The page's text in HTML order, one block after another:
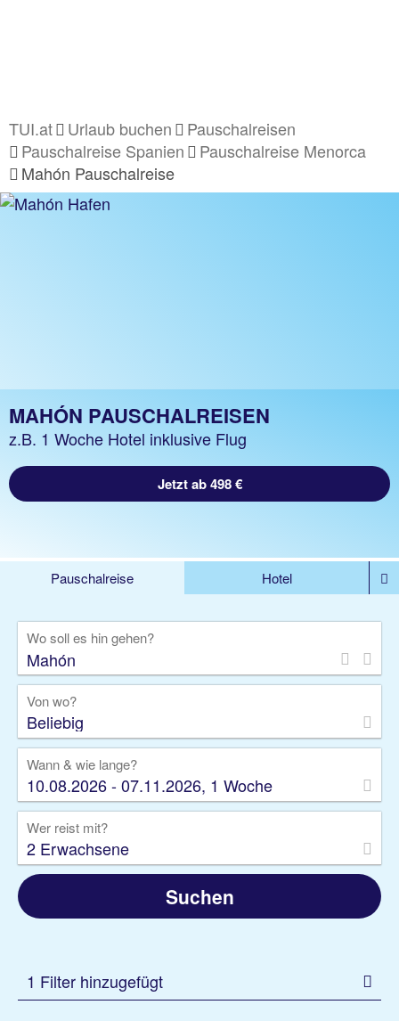
TUI.at Urlaub buchen
Pauschalreisen
Pauschalreise Spanien
Pauschalreise Menorca
Mahón Pauschalreise
MAHÓN PAUSCHALREISEN
z.B. 1 Woche Hotel inklusive Flug
Jetzt ab 498 €
Pauschalreise
Hotel
Rundreise
Kreuzfahrt
Gruppenreise
Camper Privattransfer
Wo soll es hin gehen?
Von wo?
Beliebig
Wann & wie lange?
10.08.2026 - 07.11.2026, 1 Woche
Wer reist mit?
2 Erwachsene
Suchen
1 Filter hinzugefügt